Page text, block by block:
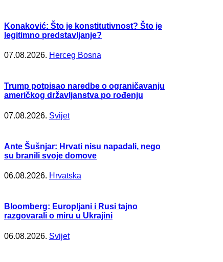
Konaković: Što je konstitutivnost? Što je
legitimno predstavljanje?
07.08.2026. Herceg Bosna
Trump potpisao naredbe o ograničavanju
američkog državljanstva po rođenju
07.08.2026. Svijet
Ante Šušnjar: Hrvati nisu napadali, nego
su branili svoje domove
06.08.2026. Hrvatska
Bloomberg: Europljani i Rusi tajno
razgovarali o miru u Ukrajini
06.08.2026. Svijet